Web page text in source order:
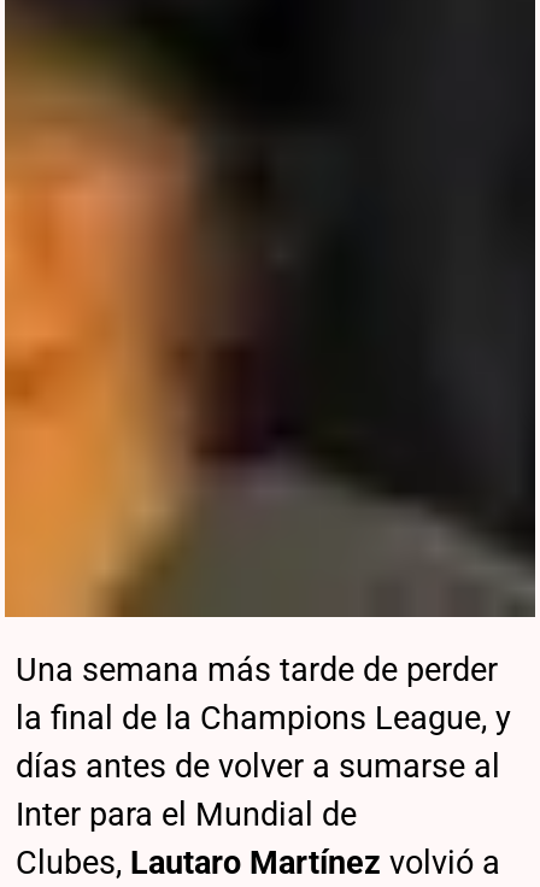
Una semana más tarde de perder
la final de la Champions League, y
días antes de volver a sumarse al
Inter para el Mundial de
Clubes, Lautaro Martínez volvió a